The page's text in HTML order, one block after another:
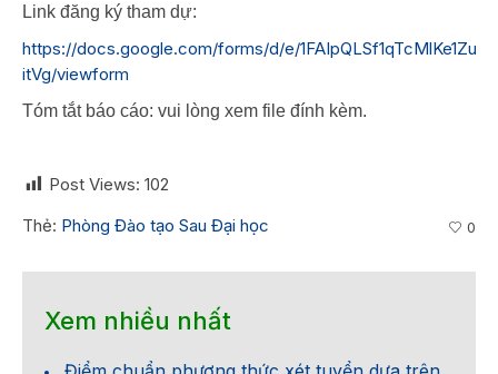
Link đăng ký tham dự:
https://docs.google.com/forms/d/e/
itVg/viewform
Tóm tắt báo cáo: vui lòng xem file đính kèm.
Post Views: 102
Thẻ: Phòng Đào tạo Sau Đại học 0
Xem nhiều nhất